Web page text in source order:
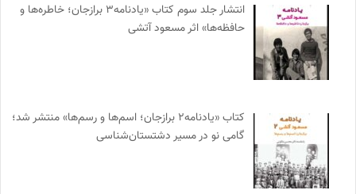
انتشار جلد سوم کتاب «یادنامه۳ برازجان؛ خاطره‌ها و
حافظه‌ها» اثر مسعود آتشی
کتاب «یادنامه۲ برازجان؛ اسم‌ها و رسم‌ها» منتشر شد؛
گامی نو در مسیر دشتستان‌شناسی